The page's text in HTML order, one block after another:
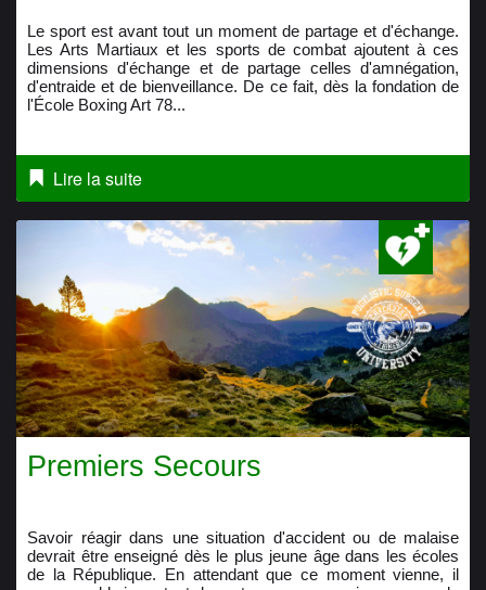
Le sport est avant tout un moment de partage et d'échange.
Les Arts Martiaux et les sports de combat ajoutent à ces
dimensions d'échange et de partage celles d'amnégation,
d'entraide et de bienveillance. De ce fait, dès la fondation de
l'École Boxing Art 78...
Lire la suite
Premiers Secours
Savoir réagir dans une situation d'accident ou de malaise
devrait être enseigné dès le plus jeune âge dans les écoles
de la République. En attendant que ce moment vienne, il